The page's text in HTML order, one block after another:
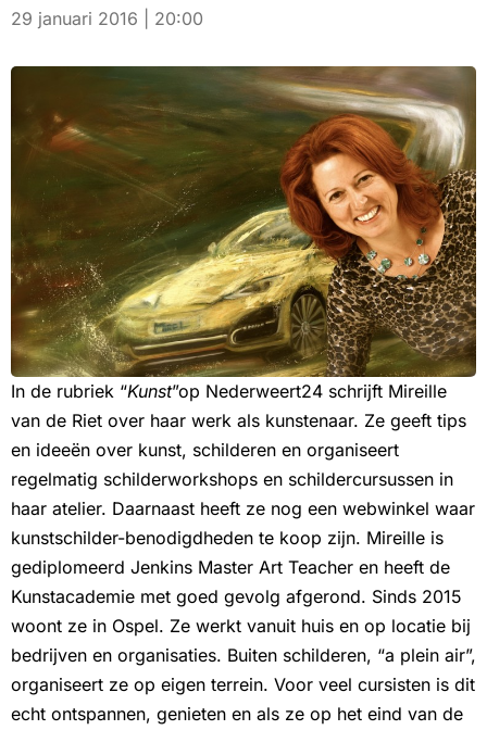
29 januari 2016 | 20:00
In de rubriek “Kunst”op Nederweert24 schrijft Mireille
van de Riet over haar werk als kunstenaar. Ze geeft tips
en ideeën over kunst, schilderen en organiseert
regelmatig schilderworkshops en schildercursussen in
haar atelier. Daarnaast heeft ze nog een webwinkel waar
kunstschilder-benodigdheden te koop zijn. Mireille is
gediplomeerd Jenkins Master Art Teacher en heeft de
Kunstacademie met goed gevolg afgerond. Sinds 2015
woont ze in Ospel. Ze werkt vanuit huis en op locatie bij
bedrijven en organisaties. Buiten schilderen, “a plein air”,
organiseert ze op eigen terrein. Voor veel cursisten is dit
echt ontspannen, genieten en als ze op het eind van de